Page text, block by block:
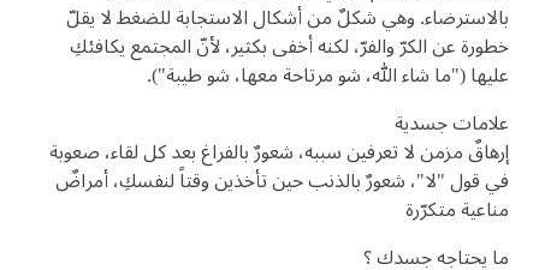
بالاسترضاء. وهي شكلٌ من أشكال الاستجابة للضغط لا يقلّ
خطورة عن الكرّ والفرّ، لكنه أخفى بكثير، لأنّ المجتمع يكافئكِ
عليها ("ما شاء الله، شو مرتاحة معها، شو طيبة").
علامات جسدية
إرهاقٌ مزمن لا تعرفين سببه، شعورٌ بالفراغ بعد كل لقاء، صعوبة
في قول "لا"، شعورٌ بالذنب حين تأخذين وقتاً لنفسكِ، أمراضٌ
مناعية متكرّرة
ما يحتاجه جسدك ؟